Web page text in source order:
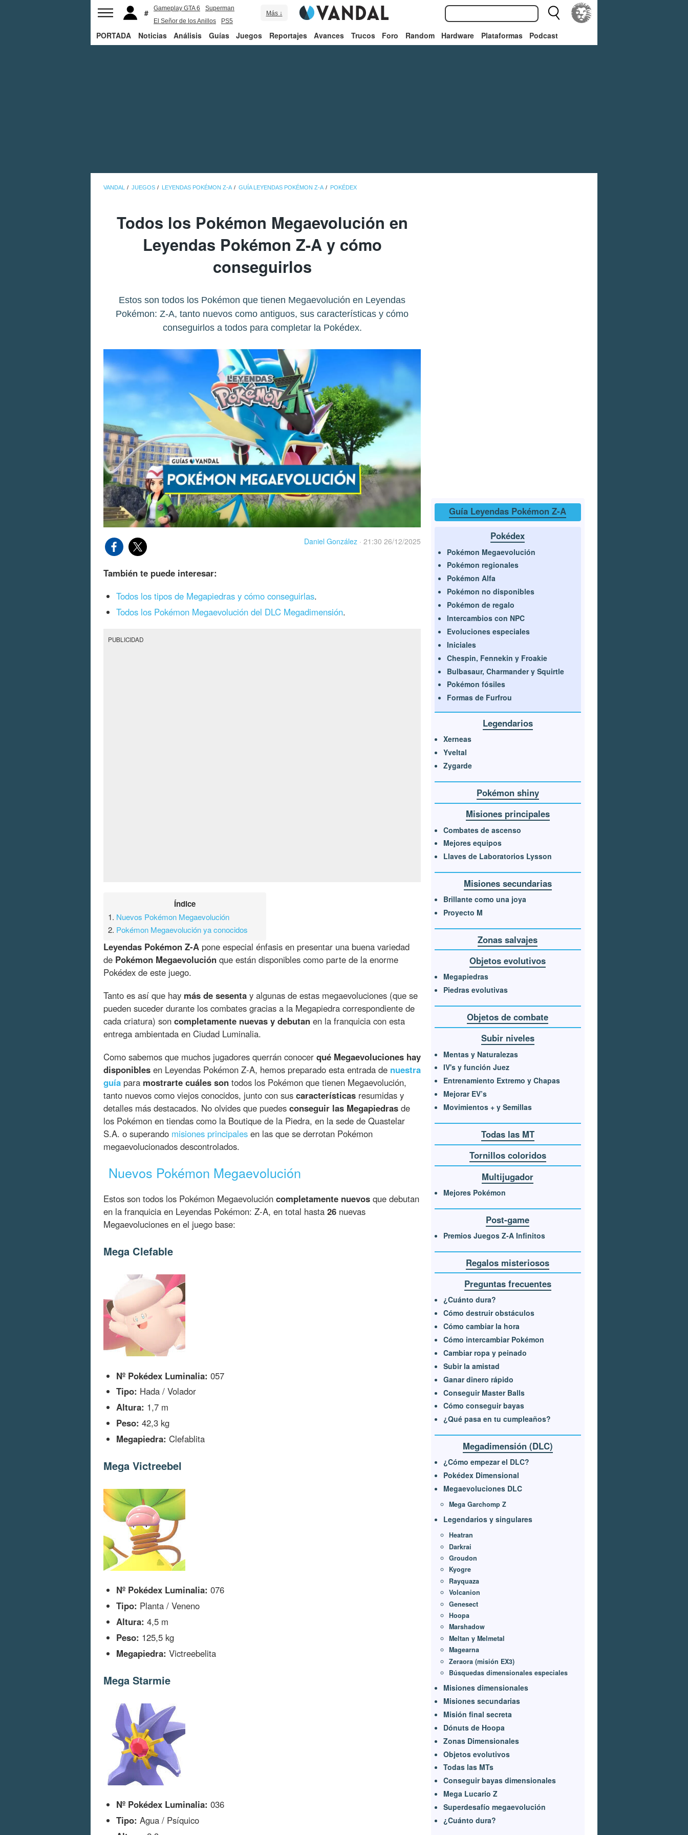
Gameplay GTA 6
Superman
El Señor de los Anillos
PS5
Más ↓
PORTADA Noticias Análisis Guías Juegos Reportajes Avances Trucos Foro Random Hardware Plataformas Podcast
VANDAL JUEGOS LEYENDAS POKÉMON Z-A GUÍA LEYENDAS POKÉMON Z-A POKÉDEX
Todos los Pokémon Megaevolución en
Leyendas Pokémon Z-A y cómo
conseguirlos
Estos son todos los Pokémon que tienen Megaevolución en Leyendas
Pokémon: Z-A, tanto nuevos como antiguos, sus características y cómo
conseguirlos a todos para completar la Pokédex.
Daniel González · 21:30 26/12/2025
También te puede interesar:
Todos los tipos de Megapiedras y cómo conseguirlas.
Todos los Pokémon Megaevolución del DLC Megadimensión.
PUBLICIDAD
Índice
1. Nuevos Pokémon Megaevolución
2. Pokémon Megaevolución ya conocidos
Leyendas Pokémon Z-A pone especial énfasis en presentar una buena variedad
de Pokémon Megaevolución que están disponibles como parte de la enorme
Pokédex de este juego.
Tanto es así que hay más de sesenta y algunas de estas megaevoluciones (que se
pueden suceder durante los combates gracias a la Megapiedra correspondiente de
cada criatura) son completamente nuevas y debutan en la franquicia con esta
entrega ambientada en Ciudad Luminalia.
Como sabemos que muchos jugadores querrán conocer qué Megaevoluciones hay
disponibles en Leyendas Pokémon Z-A, hemos preparado esta entrada de nuestra
guía para mostrarte cuáles son todos los Pokémon que tienen Megaevolución,
tanto nuevos como viejos conocidos, junto con sus características resumidas y
detalles más destacados. No olvides que puedes conseguir las Megapiedras de
los Pokémon en tiendas como la Boutique de la Piedra, en la sede de Quastelar
S.A. o superando misiones principales en las que se derrotan Pokémon
megaevolucionados descontrolados.
Nuevos Pokémon Megaevolución
Estos son todos los Pokémon Megaevolución completamente nuevos que debutan
en la franquicia en Leyendas Pokémon: Z-A, en total hasta 26 nuevas
Megaevoluciones en el juego base:
Mega Clefable
Nº Pokédex Luminalia: 057
Tipo: Hada / Volador
Altura: 1,7 m
Peso: 42,3 kg
Megapiedra: Clefablita
Mega Victreebel
Nº Pokédex Luminalia: 076
Tipo: Planta / Veneno
Altura: 4,5 m
Peso: 125,5 kg
Megapiedra: Victreebelita
Mega Starmie
Nº Pokédex Luminalia: 036
Tipo: Agua / Psíquico
Guía Leyendas Pokémon Z-A
Pokédex
Pokémon Megaevolución
Pokémon regionales
Pokémon Alfa
Pokémon no disponibles
Pokémon de regalo
Intercambios con NPC
Evoluciones especiales
Iniciales
Chespin, Fennekin y Froakie
Bulbasaur, Charmander y Squirtle
Pokémon fósiles
Formas de Furfrou
Legendarios
Xerneas
Yveltal
Zygarde
Pokémon shiny
Misiones principales
Combates de ascenso
Mejores equipos
Llaves de Laboratorios Lysson
Misiones secundarias
Brillante como una joya
Proyecto M
Zonas salvajes
Objetos evolutivos
Megapiedras
Piedras evolutivas
Objetos de combate
Subir niveles
Mentas y Naturalezas
IV's y función Juez
Entrenamiento Extremo y Chapas
Mejorar EV’s
Movimientos + y Semillas
Todas las MT
Tornillos coloridos
Multijugador
Mejores Pokémon
Post-game
Premios Juegos Z-A Infinitos
Regalos misteriosos
Preguntas frecuentes
¿Cuánto dura?
Cómo destruir obstáculos
Cómo cambiar la hora
Cómo intercambiar Pokémon
Cambiar ropa y peinado
Subir la amistad
Ganar dinero rápido
Conseguir Master Balls
Cómo conseguir bayas
¿Qué pasa en tu cumpleaños?
Megadimensión (DLC)
¿Cómo empezar el DLC?
Pokédex Dimensional
Megaevoluciones DLC
Mega Garchomp Z
Legendarios y singulares
Heatran
Darkrai
Groudon
Kyogre
Rayquaza
Volcanion
Genesect
Hoopa
Marshadow
Meltan y Melmetal
Magearna
Zeraora (misión EX3)
Búsquedas dimensionales especiales
Misiones dimensionales
Misiones secundarias
Misión final secreta
Dónuts de Hoopa
Zonas Dimensionales
Objetos evolutivos
Todas las MTs
Conseguir bayas dimensionales
Mega Lucario Z
Superdesafío megaevolución
¿Cuánto dura?